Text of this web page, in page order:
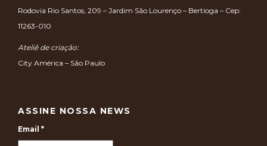
Rodovia Rio Santos, 209 – Jardim São Lourenço – Bertioga – Cep:
11263-010
Ateliê de criação:
City América – São Paulo
ASSINE NOSSA NEWS
Email *